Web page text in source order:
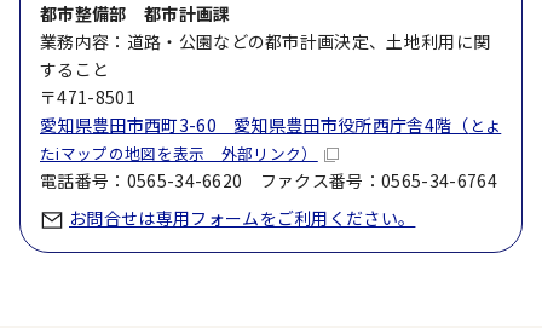
都市整備部 都市計画課
業務内容：道路・公園などの都市計画決定、土地利用に関
すること
〒471-8501
愛知県豊田市西町3-60 愛知県豊田市役所西庁舎4階（ とよ
たiマップの地図を表示 外部リンク）
電話番号：0565-34-6620 ファクス番号：0565-34-6764
お問合せは専用フォームをご利用ください。